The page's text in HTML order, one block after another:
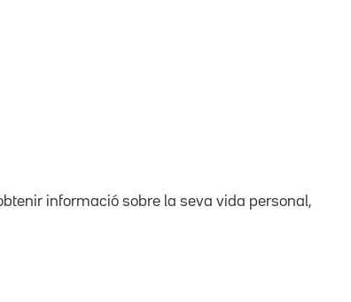
informació sobre la seva vida personal,